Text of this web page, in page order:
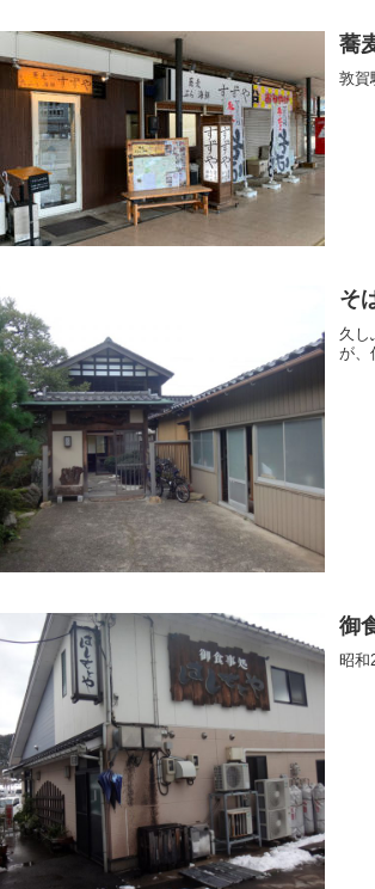
蕎
敦賀
そ
久し
が、
御
昭和